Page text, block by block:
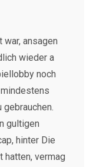
ansagen
wieder a
noch
gultigen
hinter Die
hatten, vermag